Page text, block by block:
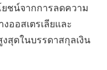
ยชน์จากการลดความ
ออสเตรเลียและ
สุดในบรรดาสกุลเงิน